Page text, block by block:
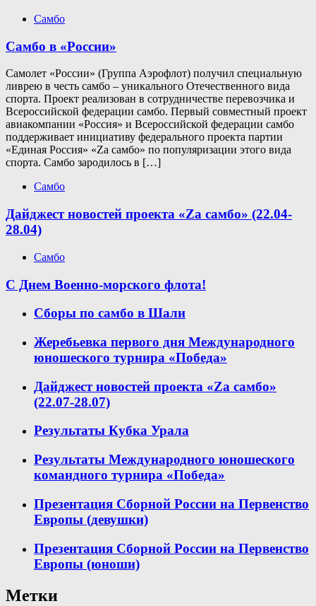
Самбо
Самбо в «России»
Самолет «России» (Группа Аэрофлот) получил специальную
ливрею в честь самбо – уникального Отечественного вида
спорта. Проект реализован в сотрудничестве перевозчика и
Всероссийской федерации самбо. Первый совместный проект
авиакомпании «Россия» и Всероссийской федерации самбо
поддерживает инициативу федерального проекта партии
«Единая Россия» «Zа самбо» по популяризации этого вида
спорта. Самбо зародилось в […]
Самбо
Дайджест новостей проекта «Zа самбо» (22.04-
28.04)
Самбо
С Днем Военно-морского флота!
Сборы по самбо в Шали
Жеребьевка первого дня Международного
юношеского турнира «Победа»
Дайджест новостей проекта «Zа самбо»
(22.07-28.07)
Результаты Кубка Урала
Результаты Международного юношеского
командного турнира «Победа»
Презентация Сборной России на Первенство
Европы (девушки)
Презентация Сборной России на Первенство
Европы (юноши)
Метки